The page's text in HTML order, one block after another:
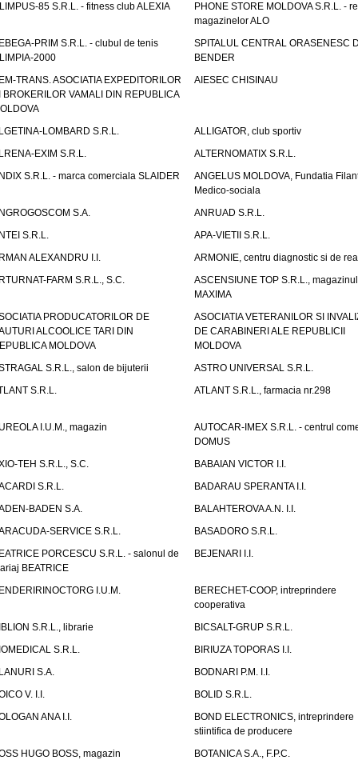
85 S.R.L. - fitness club ALEXIA
PHONE STORE MOLDOVA S.R.L. -
magazinelor ALO
PRIM S.R.L. - clubul de tenis
2000
SPITALUL CENTRAL ORASENESC
BENDER
TRANS. ASOCIATIA EXPEDITORILOR
BROKERILOR VAMALI DIN REPUBLICA
AIESEC CHISINAU
LOMBARD S.R.L.
ALLIGATOR, club sportiv
EXIM S.R.L.
ALTERNOMATIX S.R.L.
S.R.L. - marca comerciala SLAIDER
ANGELUS MOLDOVA, Fundatia
Medico-sociala
S.A.
ANRUAD S.R.L.
S.R.L.
APA-VIETII S.R.L.
ALEXANDRU I.I.
ARMONIE, centru diagnostic si de
FARM S.R.L., S.C.
ASCENSIUNE TOP S.R.L., magazinul
MAXIMA
PRODUCATORILOR DE
ALCOOLICE TARI DIN
MOLDOVA
ASOCIATIA VETERANILOR SI
DE CARABINERI ALE REPUBLICII
MOLDOVA
S.R.L., salon de bijuterii
ASTRO UNIVERSAL S.R.L.
S.R.L.
ATLANT S.R.L., farmacia nr.298
I.U.M., magazin
AUTOCAR-IMEX S.R.L. - centrul
DOMUS
TEH S.R.L., S.C.
BABAIAN VICTOR I.I.
S.R.L.
BADARAU SPERANTA I.I.
BADEN S.A.
BALAHTEROVA A.N. I.I.
SERVICE S.R.L.
BASADORO S.R.L.
PORCESCU S.R.L. - salonul de
BEATRICE
BEJENARI I.I.
I.U.M.
BERECHET-COOP, intreprindere
cooperativa
S.R.L., librarie
BICSALT-GRUP S.R.L.
S.R.L.
BIRIUZA TOPORAS I.I.
S.A.
BODNARI P.M. I.I.
V. I.I.
BOLID S.R.L.
ANA I.I.
BOND ELECTRONICS, intreprindere
stiintifica de producere
HUGO BOSS, magazin
BOTANICA S.A., F.P.C.